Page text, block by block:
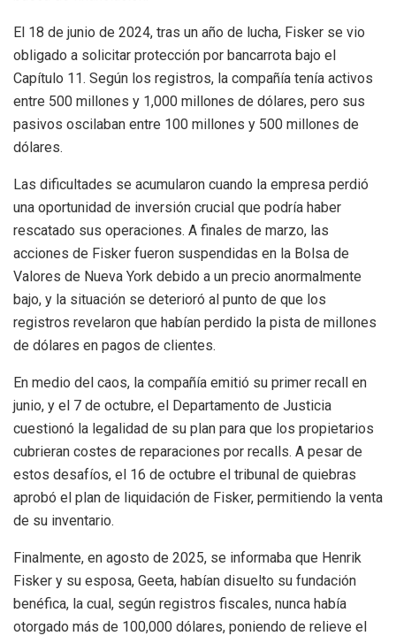
El 18 de junio de 2024, tras un año de lucha, Fisker se vio
obligado a solicitar protección por bancarrota bajo el
Capítulo 11. Según los registros, la compañía tenía activos
entre 500 millones y 1,000 millones de dólares, pero sus
pasivos oscilaban entre 100 millones y 500 millones de
dólares.
Las dificultades se acumularon cuando la empresa perdió
una oportunidad de inversión crucial que podría haber
rescatado sus operaciones. A finales de marzo, las
acciones de Fisker fueron suspendidas en la Bolsa de
Valores de Nueva York debido a un precio anormalmente
bajo, y la situación se deterioró al punto de que los
registros revelaron que habían perdido la pista de millones
de dólares en pagos de clientes.
En medio del caos, la compañía emitió su primer recall en
junio, y el 7 de octubre, el Departamento de Justicia
cuestionó la legalidad de su plan para que los propietarios
cubrieran costes de reparaciones por recalls. A pesar de
estos desafíos, el 16 de octubre el tribunal de quiebras
aprobó el plan de liquidación de Fisker, permitiendo la venta
de su inventario.
Finalmente, en agosto de 2025, se informaba que Henrik
Fisker y su esposa, Geeta, habían disuelto su fundación
benéfica, la cual, según registros fiscales, nunca había
otorgado más de 100,000 dólares, poniendo de relieve el